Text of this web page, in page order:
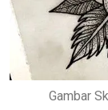
Gambar